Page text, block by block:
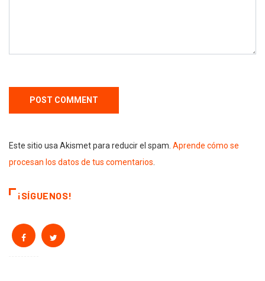
Este sitio usa Akismet para reducir el spam. Aprende cómo se
procesan los datos de tus comentarios
¡SÍGUENOS!